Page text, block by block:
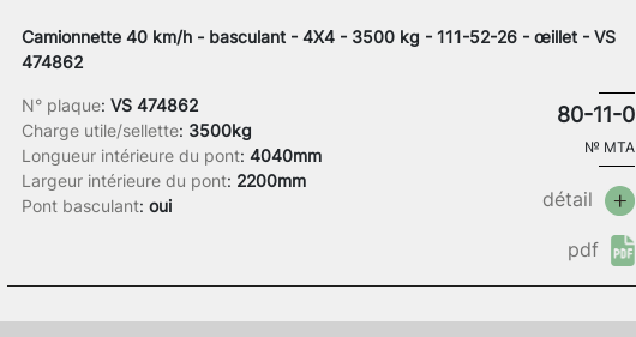
Camionnette 40 km/h - basculant - 4X4 - 3500 kg - 111-52-26 - œillet - VS
474862
N° plaque: VS 474862
Charge utile/sellette: 3500kg
Longueur intérieure du pont: 4040mm
Largeur intérieure du pont: 2200mm
Pont basculant: oui
80-11-0
№ MTA
détail
pdf